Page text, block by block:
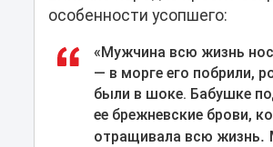
особенности усопшего:
«Мужчина всю жизнь
— в морге его побрили,
были в шоке. Бабушке
ее брежневские брови,
отращивала всю жизнь.